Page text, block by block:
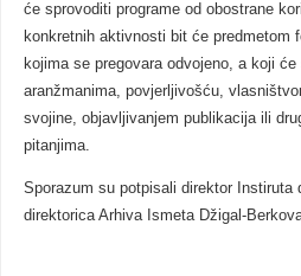
će sprovoditi programe od obostrane
konkretnih aktivnosti bit će predmetom
kojima se pregovara odvojeno, a koji
aranžmanima, povjerljivošću,
svojine, objavljivanjem publikacija ili
pitanjima.
Sporazum su potpisali direktor Instiruta
direktorica Arhiva Ismeta Džigal-